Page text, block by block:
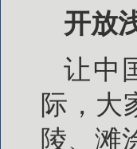
开放
让中
际，大
陵、滩